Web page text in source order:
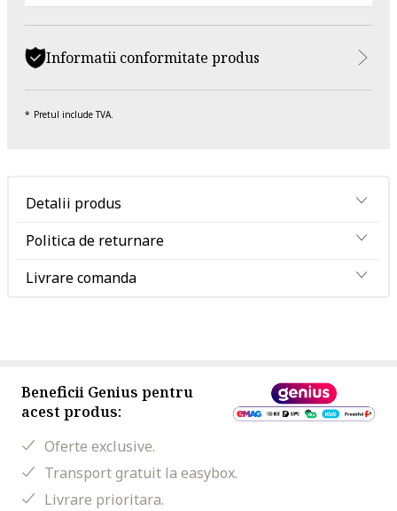
Informatii conformitate produs
Pretul include TVA.
Detalii produs
Politica de returnare
Livrare comanda
Beneficii Genius pentru
acest produs:
Oferte exclusive.
Transport gratuit la easybox.
Livrare prioritara.